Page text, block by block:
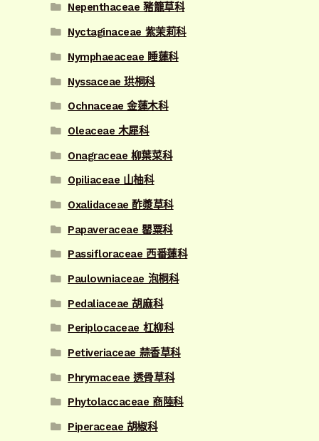
Nepenthaceae 豬籠草科
Nyctaginaceae 紫茉莉科
Nymphaeaceae 睡蓮科
Nyssaceae 珙桐科
Ochnaceae 金蓮木科
Oleaceae 木犀科
Onagraceae 柳葉菜科
Opiliaceae 山柚科
Oxalidaceae 酢漿草科
Papaveraceae 罌粟科
Passifloraceae 西番蓮科
Paulowniaceae 泡桐科
Pedaliaceae 胡麻科
Periplocaceae 杠柳科
Petiveriaceae 蒜香草科
Phrymaceae 透骨草科
Phytolaccaceae 商陸科
Piperaceae 胡椒科